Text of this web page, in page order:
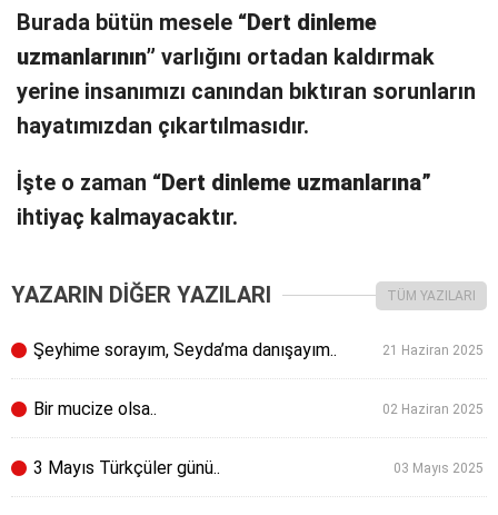
Burada bütün mesele “Dert dinleme
uzmanlarının” varlığını ortadan kaldırmak
yerine insanımızı canından bıktıran sorunların
hayatımızdan çıkartılmasıdır.
İşte o zaman “Dert dinleme uzmanlarına”
ihtiyaç kalmayacaktır.
YAZARIN DİĞER YAZILARI TÜM YAZILARI
Şeyhime sorayım, Seyda’ma danışayım.. 21 Haziran 2025
Bir mucize olsa.. 02 Haziran 2025
3 Mayıs Türkçüler günü.. 03 Mayıs 2025